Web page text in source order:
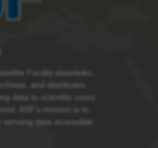
Facility downlinks,
and distributes
data to scientific users
ASF’s mission is to
sensing data accessible.